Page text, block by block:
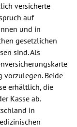
versicherte
auf
und in
gesetzlichen
sind. Als
vorzulegen. Beide
erhältlich, die
Kasse ab.
in